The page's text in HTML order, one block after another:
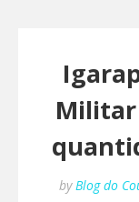
by Blog do